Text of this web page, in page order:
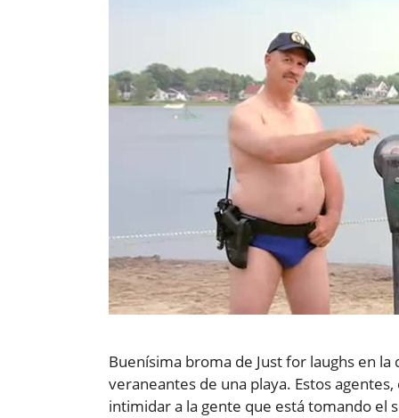
Buenísima broma de Just for laughs en
veraneantes de una playa. Estos
intimidar a la gente que está tomando el